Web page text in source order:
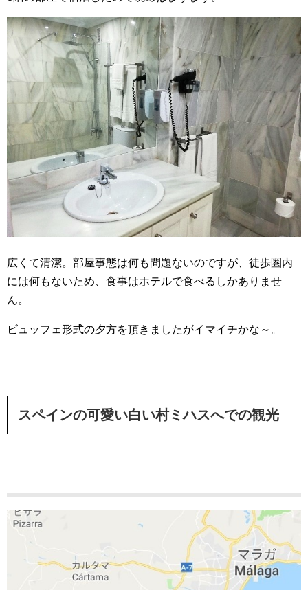
広くて清潔。部屋事態は何も問題ないのですが、徒歩圏内
には何もないため、食事はホテルで食べるしかありませ
ん。
ビュッフェ形式の夕方を頂きましたがイマイチかな～。
スペインの可愛い白い村ミハスへでの観光